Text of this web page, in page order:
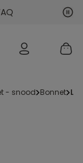
- snood bonnet